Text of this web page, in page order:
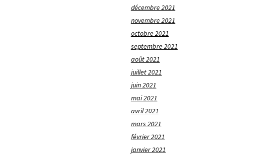
décembre 2021
novembre 2021
octobre 2021
septembre 2021
août 2021
juillet 2021
juin 2021
mai 2021
avril 2021
mars 2021
février 2021
janvier 2021